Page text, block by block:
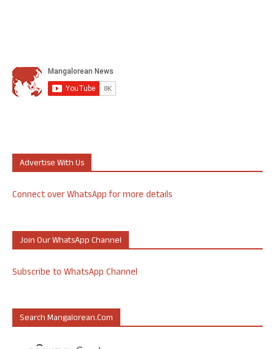
Advertise With Us
Connect over WhatsApp for more details
Join Our WhatsApp Channel
Subscribe to WhatsApp Channel
Search Mangalorean.com